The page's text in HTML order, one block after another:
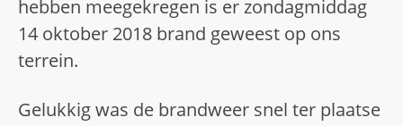
hebben meegekregen is er zondagmiddag
14 oktober 2018 brand geweest op ons
terrein.
Gelukkig was de brandweer snel ter plaatse